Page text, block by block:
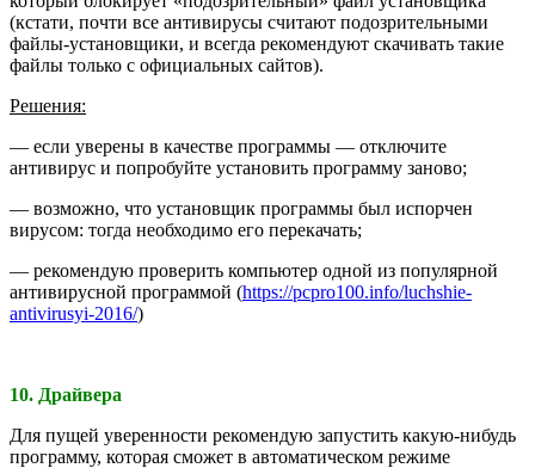
(кстати, почти все антивирусы считают подозрительными
файлы-установщики, и всегда рекомендуют скачивать такие
файлы только с официальных сайтов).
Решения:
— если уверены в качестве программы — отключите
антивирус и попробуйте установить программу заново;
— возможно, что установщик программы был испорчен
вирусом: тогда необходимо его перекачать;
— рекомендую проверить компьютер одной из популярной
антивирусной программой (https://pcpro100.info/luchshie-
antivirusyi-2016/)
10. Драйвера
Для пущей уверенности рекомендую запустить какую-нибудь
программу, которая сможет в автоматическом режиме